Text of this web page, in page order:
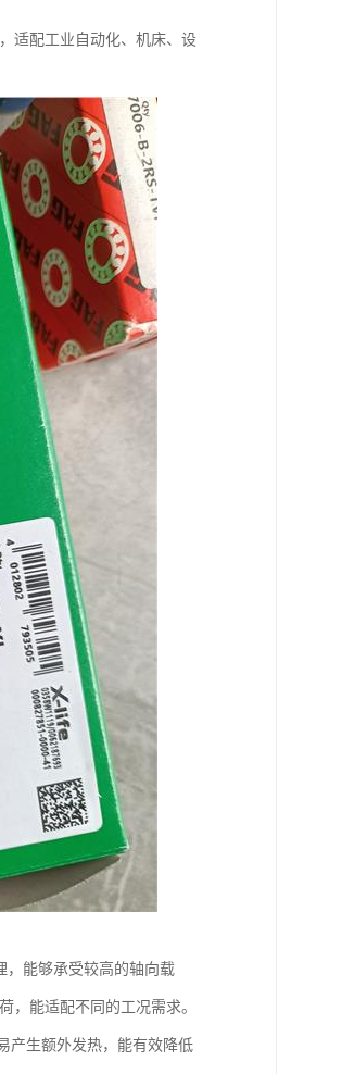
适配工业自动化、机床、设
，能够承受较高的轴向载
，能适配不同的工况需求。
产生额外发热，能有效降低